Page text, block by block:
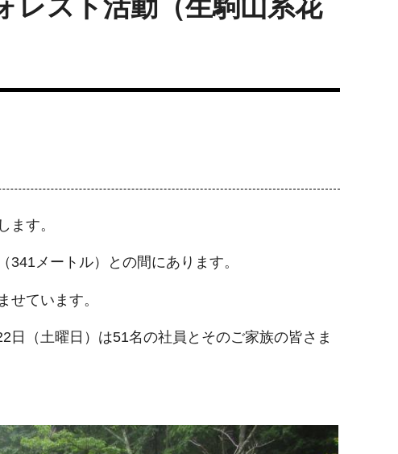
レスト活動（生駒山系花
ます。
メートル）との間にあります。
ています。
（土曜日）は51名の社員とそのご家族の皆さま